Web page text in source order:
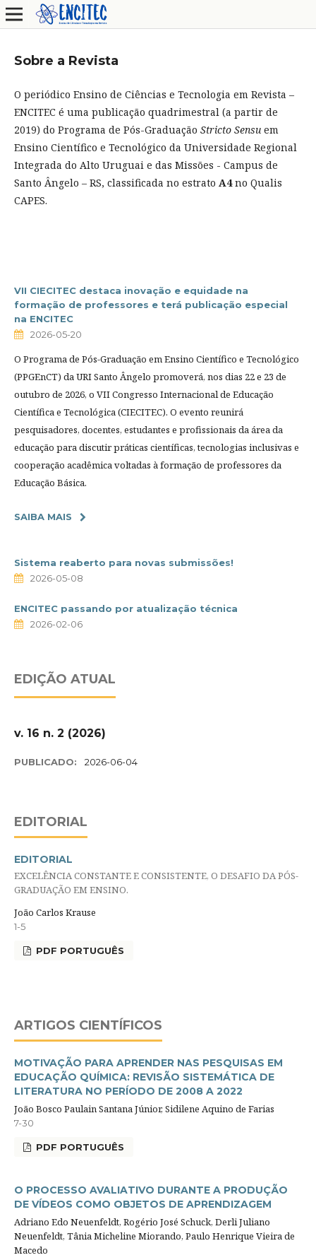
Sobre a Revista
O periódico Ensino de Ciências e Tecnologia em Revista –
ENCITEC é uma publicação quadrimestral (a partir de
2019) do Programa de Pós-Graduação Stricto Sensu em
Ensino Científico e Tecnológico da Universidade Regional
Integrada do Alto Uruguai e das Missões - Campus de
Santo Ângelo – RS, classificada no estrato A4no Qualis
CAPES.
VII CIECITEC destaca inovação e equidade na
formação de professores e terá publicação especial
na ENCITEC
2026-05-20
O Programa de Pós-Graduação em Ensino Científico e Tecnológico
(PPGEnCT) da URI Santo Ângelo promoverá, nos dias 22 e 23 de
outubro de 2026, o VII Congresso Internacional de Educação
Científica e Tecnológica (CIECITEC). O evento reunirá
pesquisadores, docentes, estudantes e profissionais da área da
educação para discutir práticas científicas, tecnologias inclusivas e
cooperação acadêmica voltadas à formação de professores da
Educação Básica.
SAIBA MAIS
Sistema reaberto para novas submissões!
2026-05-08
ENCITEC passando por atualização técnica
2026-02-06
EDIÇÃO ATUAL
v. 16 n. 2 (2026)
PUBLICADO: 2026-06-04
EDITORIAL
EDITORIAL
EXCELÊNCIA CONSTANTE E CONSISTENTE, O DESAFIO DA PÓS-
GRADUAÇÃO EM ENSINO.
João Carlos Krause
1-5
PDF PORTUGUÊS
ARTIGOS CIENTÍFICOS
MOTIVAÇÃO PARA APRENDER NAS PESQUISAS EM
EDUCAÇÃO QUÍMICA: REVISÃO SISTEMÁTICA DE
LITERATURA NO PERÍODO DE 2008 A 2022
João Bosco Paulain Santana Júnior, Sidilene Aquino de Farias
7-30
PDF PORTUGUÊS
O PROCESSO AVALIATIVO DURANTE A PRODUÇÃO
DE VÍDEOS COMO OBJETOS DE APRENDIZAGEM
Adriano Edo Neuenfeldt, Rogério José Schuck, Derli Juliano
Neuenfeldt, Tânia Micheline Miorando, Paulo Henrique Vieira de
Macedo